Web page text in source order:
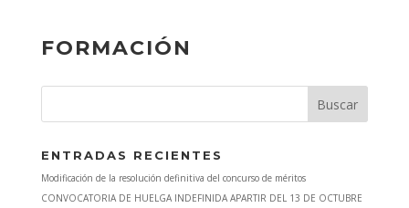
FORMACIÓN
ENTRADAS RECIENTES
Modificación de la resolución definitiva del concurso de méritos
CONVOCATORIA DE HUELGA INDEFINIDA APARTIR DEL 13 DE OCTUBRE